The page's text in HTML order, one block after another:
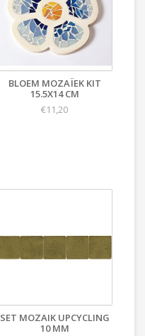
BLOEM MOZAÏEK KIT
15.5X14 CM
€11,20
SET MOZAIK UPCYCLING
10 MM